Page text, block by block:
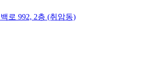
로 992, 2층 (취암동)